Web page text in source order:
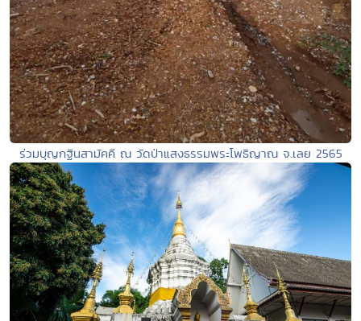
ร่วมบุญกฐินสามัคคี ณ วัดป่าแสงธรรมพระโพธิญาณ จ.เลย 2565